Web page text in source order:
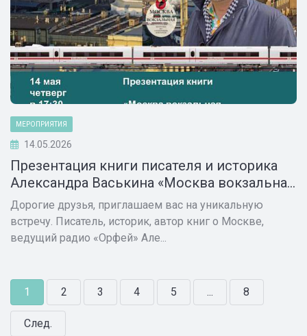
МЕРОПРИЯТИЯ
14.05.2026
Презентация книги писателя и историка
Александра Васькина «Москва вокзальна...
Дорогие друзья, приглашаем вас на уникальную
встречу. Писатель, историк, автор книг о Москве,
ведущий радио «Орфей» Але...
1 2 3 4 5 ... 8
След.